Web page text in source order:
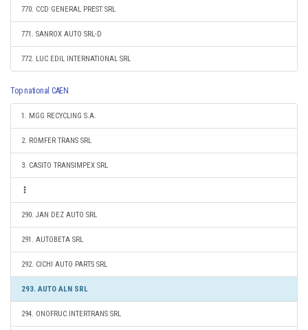
770. CCD GENERAL PREST SRL
771. SANROX AUTO SRL-D
772. LUC EDIL INTERNATIONAL SRL
Top national CAEN
1. MGG RECYCLING S.A.
2. ROMFER TRANS SRL
3. CASITO TRANSIMPEX SRL
290. JAN DEZ AUTO SRL
291. AUTOBETA SRL
292. CICHI AUTO PARTS SRL
293. AUTO ALN SRL
294. ONOFRUC INTERTRANS SRL